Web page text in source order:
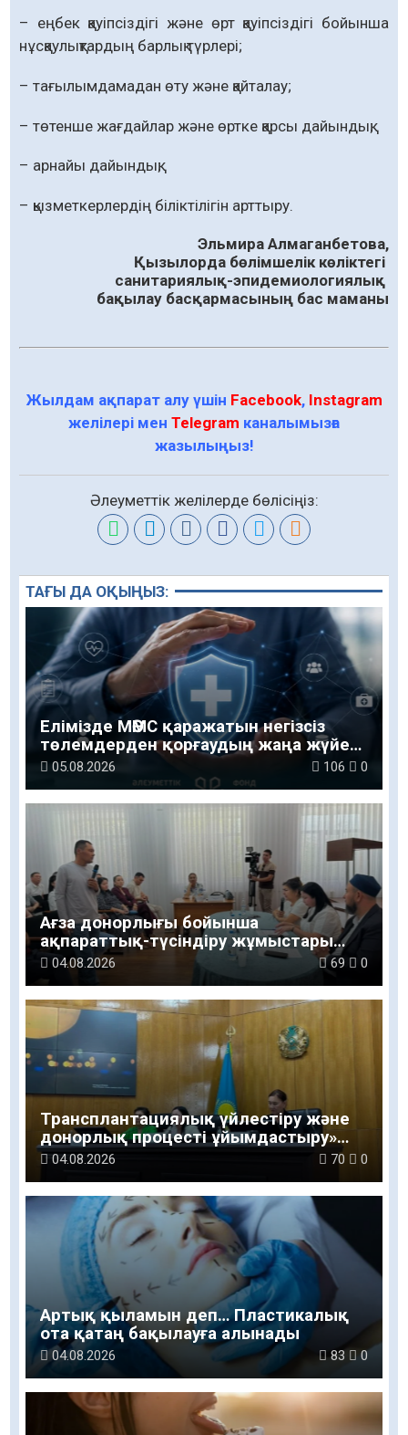
– еңбек қауіпсіздігі және өрт қауіпсіздігі бойынша
нұсқаулықтардың барлық түрлері;
– тағылымдамадан өту және қайталау;
– төтенше жағдайлар және өртке қарсы дайындық;
– арнайы дайындық;
– қызметкерлердің біліктілігін арттыру.
Эльмира Алмаганбетова,
Қызылорда бөлімшелік көліктегі
санитариялық-эпидемиологиялық
бақылау басқармасының бас маманы
Жылдам ақпарат алу үшін Facebook, Instagram
желілері мен Telegram каналымызға
жазылыңыз!
Әлеуметтік желілерде бөлісіңіз:
ТАҒЫ ДА ОҚЫҢЫЗ:
Елімізде МӘМС қаражатын негізсіз
төлемдерден қорғаудың жаңа жүйесі
құрылуда
05.08.2026 106 0
Ағза донорлығы бойынша
ақпараттық-түсіндіру жұмыстары
жүргізілді
04.08.2026 69 0
Трансплантациялық үйлестіру және
донорлық процесті ұйымдастыру»
тақырыбында семинар өткізілді
04.08.2026 70 0
Артық қыламын деп… Пластикалық
ота қатаң бақылауға алынады
04.08.2026 83 0